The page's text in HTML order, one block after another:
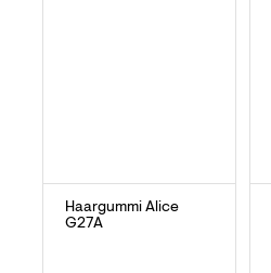
Haargummi Alice
G27A